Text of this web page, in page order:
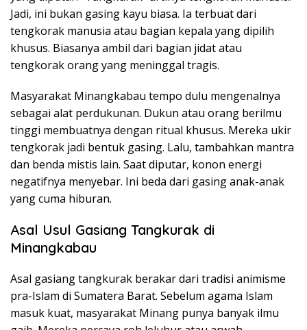
Jadi, ini bukan gasing kayu biasa. Ia terbuat dari
tengkorak manusia atau bagian kepala yang dipilih
khusus. Biasanya ambil dari bagian jidat atau
tengkorak orang yang meninggal tragis.
Masyarakat Minangkabau tempo dulu mengenalnya
sebagai alat perdukunan. Dukun atau orang berilmu
tinggi membuatnya dengan ritual khusus. Mereka ukir
tengkorak jadi bentuk gasing. Lalu, tambahkan mantra
dan benda mistis lain. Saat diputar, konon energi
negatifnya menyebar. Ini beda dari gasing anak-anak
yang cuma hiburan.
Asal Usul Gasiang Tangkurak di
Minangkabau
Asal gasiang tangkurak berakar dari tradisi animisme
pra-Islam di Sumatera Barat. Sebelum agama Islam
masuk kuat, masyarakat Minang punya banyak ilmu